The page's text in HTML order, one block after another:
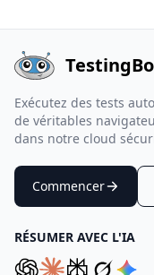
Exécutez des tests
de véritables
dans notre cloud
Commencer
RÉSUMER AVEC L'IA